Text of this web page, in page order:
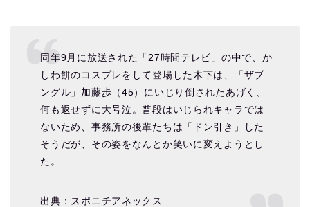
同年9月に放送された「27時間テレビ」の中で、か
しわ餅のコスプレをして登場した木下は、「ザブ
ングル」加藤歩（45）にいじり倒されたあげく、
何も返せずに大号泣。普段はいじられキャラでは
ないため、事務所の後輩たちは「ドン引き」した
そうだが、その姿をなんとか笑いに変えようとし
た。
出典：スポニチアネックス